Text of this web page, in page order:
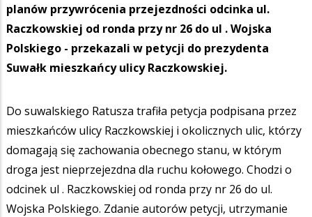
planów przywrócenia przejezdności odcinka ul.
Raczkowskiej od ronda przy nr 26 do ul . Wojska
Polskiego - przekazali w petycji do prezydenta
Suwałk mieszkańcy ulicy Raczkowskiej.
Do suwalskiego Ratusza trafiła petycja podpisana przez
mieszkańców ulicy Raczkowskiej i okolicznych ulic, którzy
domagają się zachowania obecnego stanu, w którym
droga jest nieprzejezdna dla ruchu kołowego. Chodzi o
odcinek ul . Raczkowskiej od ronda przy nr 26 do ul.
Wojska Polskiego. Zdanie autorów petycji, utrzymanie